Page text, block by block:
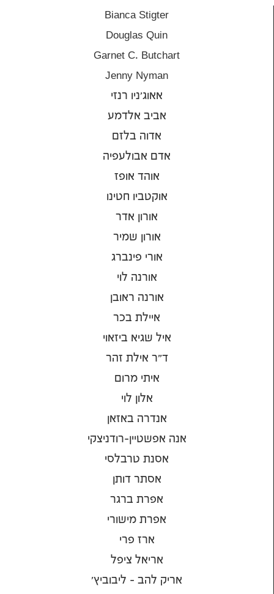
Bianca Stigter
Douglas Quin
Garnet C. Butchart
Jenny Nyman
אאוג'ניו רנזי
אביב אלדמע
אדוה בלזם
אדם אבולעפיה
אוהד אופז
אוקטביו חטינו
אורון אדר
אורון שמיר
אורי פינברג
אורנה לוי
אורנה ראובן
איילת בכר
איל שגיא ביזאוי
ד"ר אילת זהר
איתי מרום
אלון לוי
אנדרה באזאן
אנה אפשטיין-רודניצקי
אסנת טרבלסי
אסתר דותן
אפרת ברגר
אפרת מישורי
ארז פרי
אריאל ציפל
אריק להב - ליבוביץ'